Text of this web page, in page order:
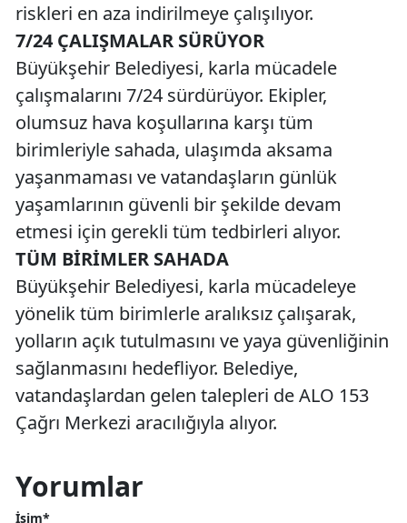
riskleri en aza indirilmeye çalışılıyor.
7/24 ÇALIŞMALAR SÜRÜYOR
Büyükşehir Belediyesi, karla mücadele
çalışmalarını 7/24 sürdürüyor. Ekipler,
olumsuz hava koşullarına karşı tüm
birimleriyle sahada, ulaşımda aksama
yaşanmaması ve vatandaşların günlük
yaşamlarının güvenli bir şekilde devam
etmesi için gerekli tüm tedbirleri alıyor.
TÜM BİRİMLER SAHADA
Büyükşehir Belediyesi, karla mücadeleye
yönelik tüm birimlerle aralıksız çalışarak,
yolların açık tutulmasını ve yaya güvenliğinin
sağlanmasını hedefliyor. Belediye,
vatandaşlardan gelen talepleri de ALO 153
Çağrı Merkezi aracılığıyla alıyor.
Yorumlar
İsim*